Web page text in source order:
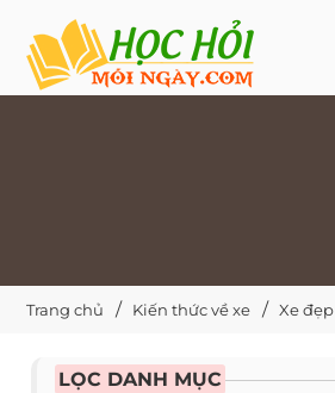
Trang chủ Kiến thức về xe Xe đẹp
LỌC DANH MỤC